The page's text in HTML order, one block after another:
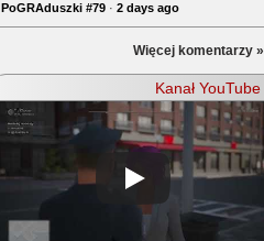
PoGRAduszki #79 · 2 days ago
Więcej komentarzy »
Kanał YouTube